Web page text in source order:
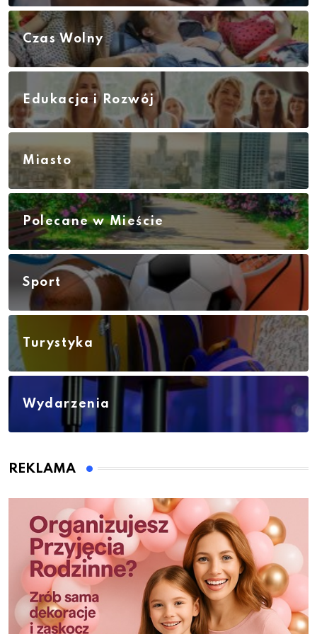
Czas Wolny
Edukacja i Rozwój
Miasto
Polecane w Mieście
Sport
Turystyka
Wydarzenia
REKLAMA